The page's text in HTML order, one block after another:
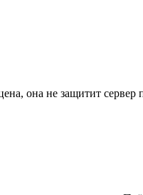
она не защитит сервер